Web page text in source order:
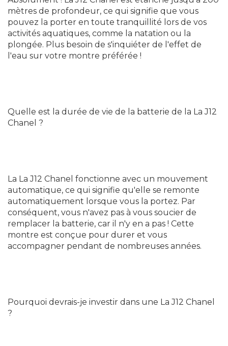
mètres de profondeur, ce qui signifie que vous
pouvez la porter en toute tranquillité lors de vos
activités aquatiques, comme la natation ou la
plongée. Plus besoin de s'inquiéter de l'effet de
l'eau sur votre montre préférée !
Quelle est la durée de vie de la batterie de la La J12
Chanel ?
La La J12 Chanel fonctionne avec un mouvement
automatique, ce qui signifie qu'elle se remonte
automatiquement lorsque vous la portez. Par
conséquent, vous n'avez pas à vous soucier de
remplacer la batterie, car il n'y en a pas ! Cette
montre est conçue pour durer et vous
accompagner pendant de nombreuses années.
Pourquoi devrais-je investir dans une La J12 Chanel
?